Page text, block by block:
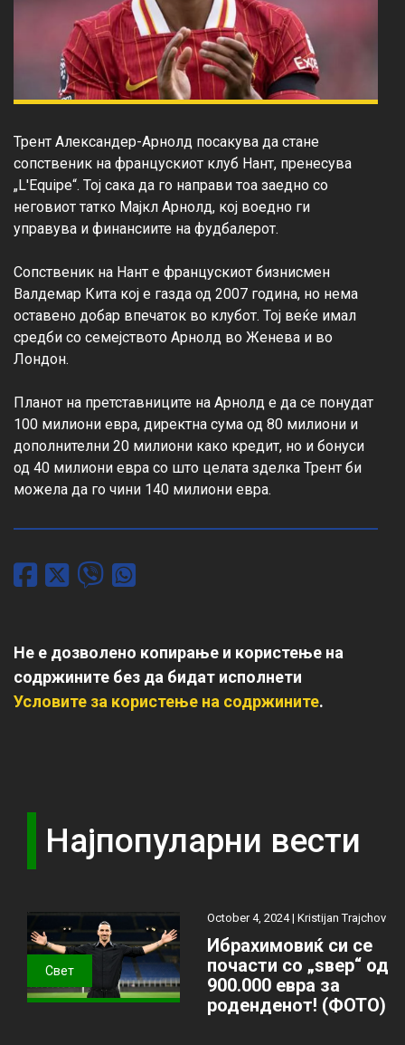
Трент Александер-Арнолд посакува да стане
сопственик на францускиот клуб Нант, пренесува
„L'Equipe“. Тој сака да го направи тоа заедно со
неговиот татко Мајкл Арнолд, кој воедно ги
управува и финансиите на фудбалерот.
Сопственик на Нант е францускиот бизнисмен
Валдемар Кита кој е газда од 2007 година, но нема
оставено добар впечаток во клубот. Тој веќе имал
средби со семејството Арнолд во Женева и во
Лондон.
Планот на претставниците на Арнолд е да се понудат
100 милиони евра, директна сума од 80 милиони и
дополнителни 20 милиони како кредит, но и бонуси
од 40 милиони евра со што целата зделка Трент би
можела да го чини 140 милиони евра.
Не е дозволено копирање и користење на
содржините без да бидат исполнети
Условите за користење на содржините.
Најпопуларни вести
Свет
October 4, 2024 |Kristijan Trajchov
Ибрахимовиќ си се
почасти со „ѕвер“ од
900.000 евра за
роденденот! (ФОТО)